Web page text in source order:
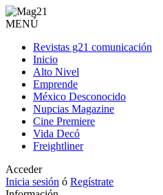
MENÚ
Revistas g21 comunicación
Inicio
Alto Nivel
Emprende
México Desconocido
Nupcias Magazine
Cine Premiere
Vida Decó
Freightliner
Acceder
Inicia sesión ó Regístrate